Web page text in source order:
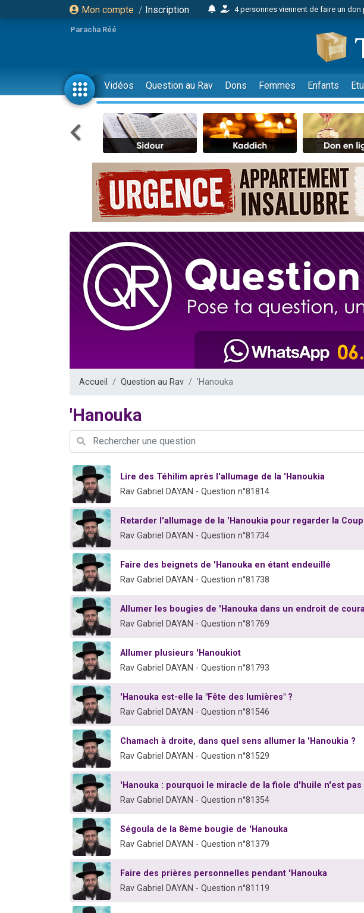
Mon compte / Inscription
4 personnes viennent de faire un
17 personnes viennent de demander
4 personnes viennent de nous rejoindre
Il reste 49 places pour étudier en
23 personnes viennent de faire un
Eva vient de donner son Maasser
4 personnes viennent de nous rejoindre
3 personnes viennent de nous rejoindre
3 personnes viennent de faire un
Odaya vient de donner son Maasser
2 personnes viennent de nous rejoindre
13 personnes viennent de demander une
12 nouvelles musiques dans Torah-
30 personnes viennent de faire un
Il reste 49 places pour étudier en
2 personnes viennent de nous rejoindre
2 nouvelles musiques dans Torah-
6 personnes viennent de nous rejoindre
Paracha Réé
Vidéos Question au Rav Dons Femmes Enfants
Accueil Question au Rav 'Hanouka
'Hanouka
Lire des Téhilim après l'allumage de la 'Hanoukia
Rav Gabriel DAYAN - Question n°81814
Retarder l'allumage de la 'Hanoukia pour regarder la
Rav Gabriel DAYAN - Question n°81734
Faire des beignets de 'Hanouka en étant endeuillé
Rav Gabriel DAYAN - Question n°81738
Allumer les bougies de 'Hanouka dans un endroit de
Rav Gabriel DAYAN - Question n°81769
Allumer plusieurs 'Hanoukiot
Rav Gabriel DAYAN - Question n°81793
'Hanouka est-elle la "Fête des lumières" ?
Rav Gabriel DAYAN - Question n°81546
Chamach à droite, dans quel sens allumer la 'Hanoukia ?
Rav Gabriel DAYAN - Question n°81529
'Hanouka : pourquoi le miracle de la fiole d'huile n'est pas
Rav Gabriel DAYAN - Question n°81354
Ségoula de la 8ème bougie de 'Hanouka
Rav Gabriel DAYAN - Question n°81379
Faire des prières personnelles pendant 'Hanouka
Rav Gabriel DAYAN - Question n°81119